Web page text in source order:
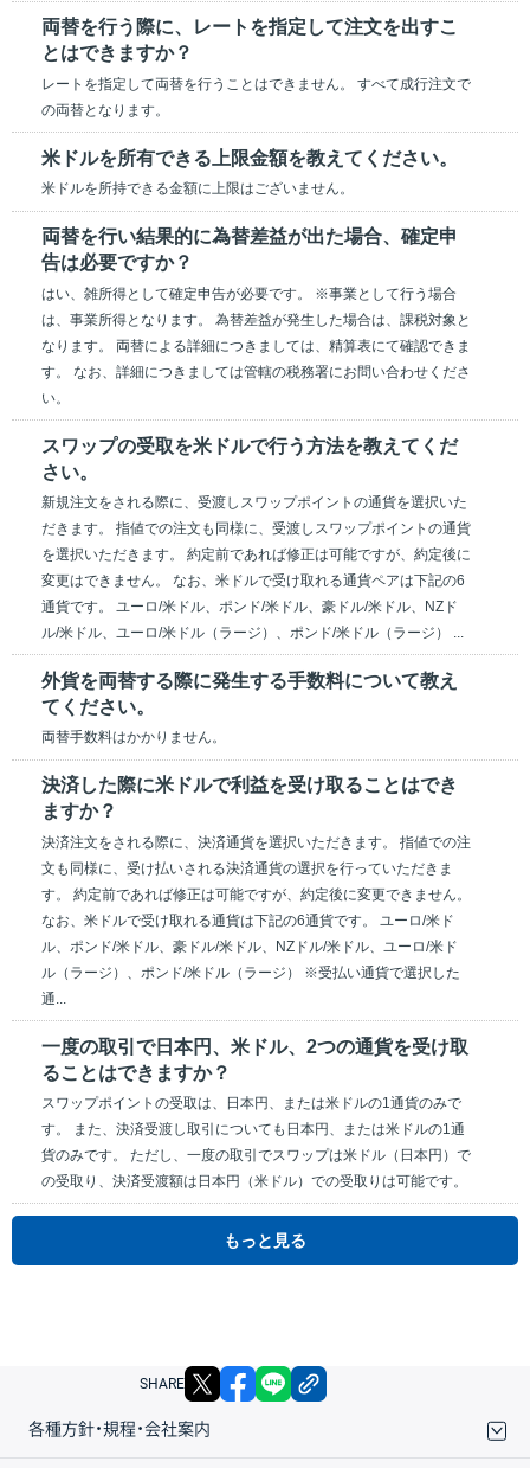
両替を行う際に、レートを指定して注文を出すこ
とはできますか？
レートを指定して両替を行うことはできません。 すべて成行注文で
の両替となります。
米ドルを所有できる上限金額を教えてください。
米ドルを所持できる金額に上限はございません。
両替を行い結果的に為替差益が出た場合、確定申
告は必要ですか？
はい、雑所得として確定申告が必要です。 ※事業として行う場合
は、事業所得となります。 為替差益が発生した場合は、課税対象と
なります。 両替による詳細につきましては、精算表にて確認できま
す。 なお、詳細につきましては管轄の税務署にお問い合わせくださ
い。
スワップの受取を米ドルで行う方法を教えてくだ
さい。
新規注文をされる際に、受渡しスワップポイントの通貨を選択いた
だきます。 指値での注文も同様に、受渡しスワップポイントの通貨
を選択いただきます。 約定前であれば修正は可能ですが、約定後に
変更はできません。 なお、米ドルで受け取れる通貨ペアは下記の6
通貨です。 ユーロ/米ドル、ポンド/米ドル、豪ドル/米ドル、NZド
ル/米ドル、ユーロ/米ドル（ラージ）、ポンド/米ドル（ラージ） ...
外貨を両替する際に発生する手数料について教え
てください。
両替手数料はかかりません。
決済した際に米ドルで利益を受け取ることはでき
ますか？
決済注文をされる際に、決済通貨を選択いただきます。 指値での注
文も同様に、受け払いされる決済通貨の選択を行っていただきま
す。 約定前であれば修正は可能ですが、約定後に変更できません。
なお、米ドルで受け取れる通貨は下記の6通貨です。 ユーロ/米ド
ル、ポンド/米ドル、豪ドル/米ドル、NZドル/米ドル、ユーロ/米ド
ル（ラージ）、ポンド/米ドル（ラージ） ※受払い通貨で選択した
通...
一度の取引で日本円、米ドル、2つの通貨を受け取
ることはできますか？
スワップポイントの受取は、日本円、または米ドルの1通貨のみで
す。 また、決済受渡し取引についても日本円、または米ドルの1通
貨のみです。 ただし、一度の取引でスワップは米ドル（日本円）で
の受取り、決済受渡額は日本円（米ドル）での受取りは可能です。
もっと見る
SHARE X facebook
各種方針・規程・会社案内
取引規程・約款
サイトマップ
その他のご案内
個人情報保護方針
最良執行方針
サイトのご利用について
ディスクレイマー
信託保全
リスク説明
会社案内